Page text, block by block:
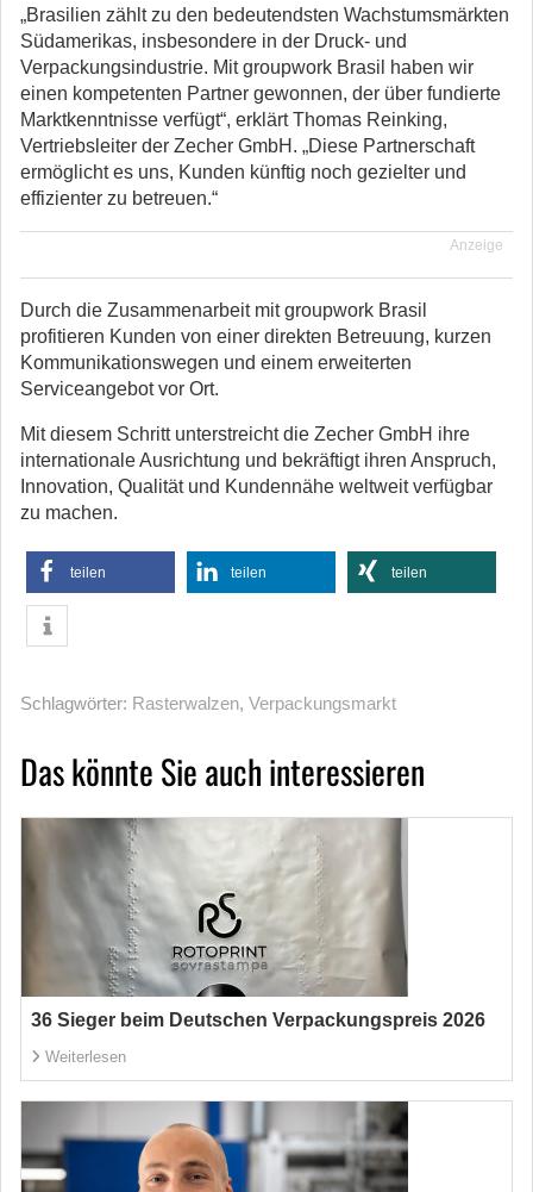
„Brasilien zählt zu den bedeutendsten Wachstumsmärkten
Südamerikas, insbesondere in der Druck- und
Verpackungsindustrie. Mit groupwork Brasil haben wir
einen kompetenten Partner gewonnen, der über fundierte
Marktkenntnisse verfügt“, erklärt Thomas Reinking,
Vertriebsleiter der Zecher GmbH. „Diese Partnerschaft
ermöglicht es uns, Kunden künftig noch gezielter und
effizienter zu betreuen.“
Anzeige
Durch die Zusammenarbeit mit groupwork Brasil
profitieren Kunden von einer direkten Betreuung, kurzen
Kommunikationswegen und einem erweiterten
Serviceangebot vor Ort.
Mit diesem Schritt unterstreicht die Zecher GmbH ihre
internationale Ausrichtung und bekräftigt ihren Anspruch,
Innovation, Qualität und Kundennähe weltweit verfügbar
zu machen.
teilen teilen teilen
Schlagwörter: Rasterwalzen, Verpackungsmarkt
Das könnte Sie auch interessieren
36 Sieger beim Deutschen Verpackungspreis 2026
Weiterlesen